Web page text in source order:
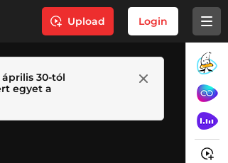
Upload Login
30-tól
egyet a